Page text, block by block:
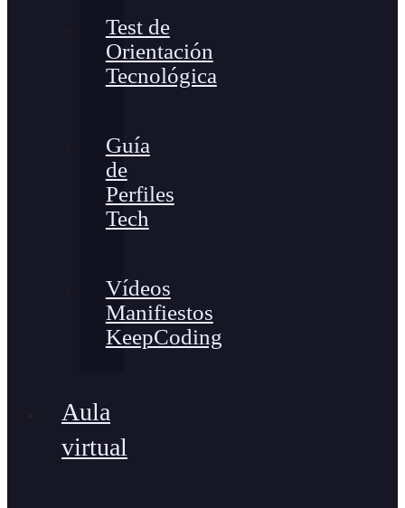
Test de
Orientación
Tecnológica
Guía
de
Perfiles
Tech
Vídeos
Manifiestos
KeepCoding
Aula
virtual